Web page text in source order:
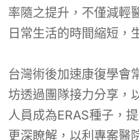
率隨之提升，不僅減輕
日常生活的時間縮短，
台灣術後加速康復學會
坊透過團隊接力分享，
人員成為ERAS種子，
更深瞭解，以利專案醫